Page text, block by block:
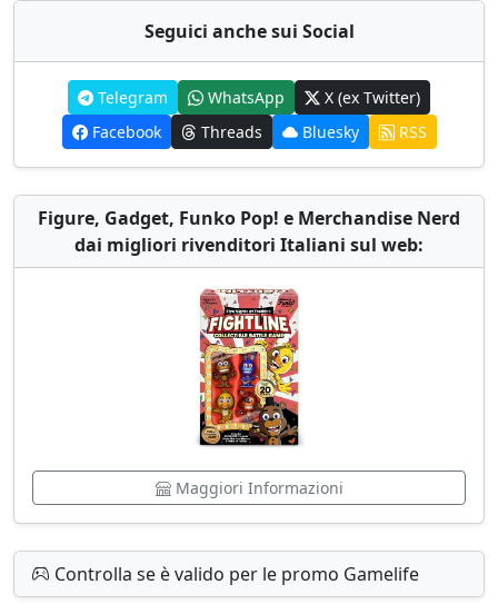
Seguici anche sui Social
Telegram WhatsApp
X (ex Twitter)
Facebook
Threads Bluesky RSS
Figure, Gadget, Funko Pop! e Merchandise Nerd
dai migliori rivenditori Italiani sul web:
Maggiori Informazioni
Controlla se è valido per le promo Gamelife